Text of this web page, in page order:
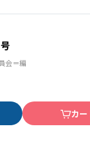
会＝編
カー